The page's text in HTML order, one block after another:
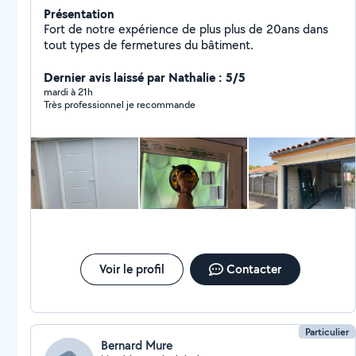
Présentation
Fort de notre expérience de plus plus de 20ans dans
tout types de fermetures du bâtiment.
Dernier avis laissé par Nathalie : 5/5
mardi à 21h
Très professionnel je recommande
Voir le profil Contacter
Particulier
Bernard Mure